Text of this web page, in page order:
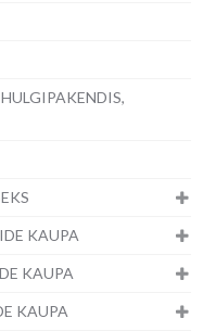
KAUPA
KAUPA
KAUPA